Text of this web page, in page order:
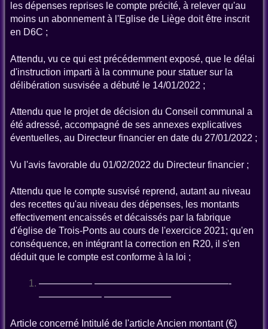
les dépenses reprises le compte précité, à relever qu'au
moins un abonnement à l'Eglise de Liège doit être inscrit
en D6C ;
Attendu, vu ce qui est précédemment exposé, que le délai
d'instruction imparti à la commune pour statuer sur la
délibération susvisée a débuté le 14/01/2022 ;
Attendu que le projet de décision du Conseil communal a
été adressé, accompagné de ses annexes explicatives
éventuelles, au Directeur financier en date du 27/01/2022 ;
Vu l'avis favorable du 01/02/2022 du Directeur financier ;
Attendu que le compte susvisé reprend, autant au niveau
des recettes qu'au niveau des dépenses, les montants
effectivement encaissés et décaissés par la fabrique
d'église de Trois-Ponts au cours de l'exercice 2021; qu'en
conséquence, en intégrant la correction en R20, il s'en
déduit que le compte est conforme à la loi ;
—————– ——————————————-
——————– ———————
Article concerné Intitulé de l'article Ancien montant (€)